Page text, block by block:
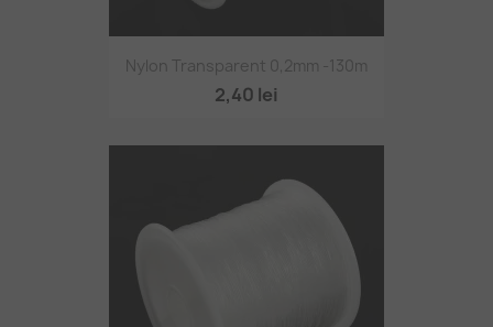
Nylon Transparent 0,2mm -130m
2,40 lei